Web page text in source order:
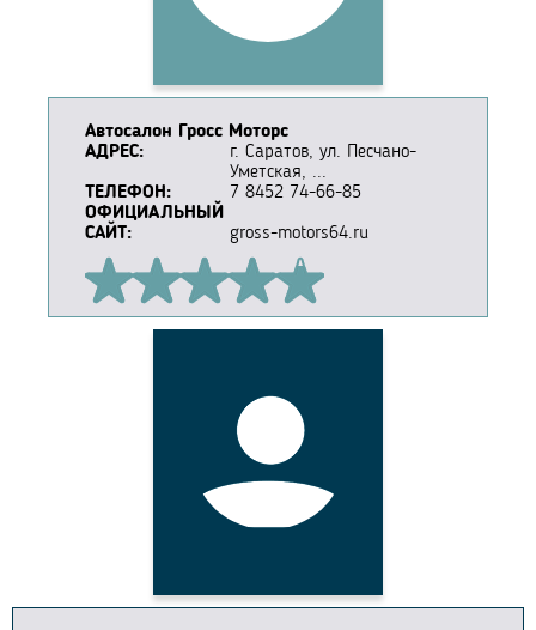
Автосалон Гросс Моторс
АДРЕС:
г. Саратов, ул. Песчано-
Уметская, ...
ТЕЛЕФОН:
7 8452 74-66-85
ОФИЦИАЛЬНЫЙ
САЙТ:
gross-motors64.ru